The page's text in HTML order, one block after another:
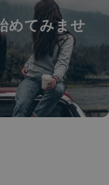
めてみませ